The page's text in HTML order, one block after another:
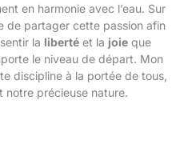
en harmonie avec l’eau. Sur
de partager cette passion afin
la liberté et la joie que
le niveau de départ. Mon
discipline à la portée de tous,
notre précieuse nature.